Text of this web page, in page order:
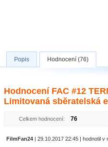
Popis Hodnocení (76)
Hodnocení FAC #12
Limitovaná sběratelská
Celkem hodnocení: 76
FilmFan24 | 29.10.2017 22:45 | hodnotil